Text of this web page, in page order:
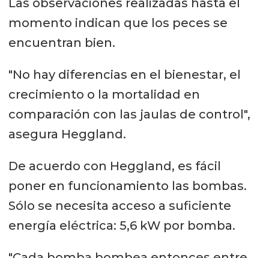
Las observaciones realizadas hasta el
momento indican que los peces se
encuentran bien.
"No hay diferencias en el bienestar, el
crecimiento o la mortalidad en
comparación con las jaulas de control",
asegura Heggland.
De acuerdo con Heggland, es fácil
poner en funcionamiento las bombas.
Sólo se necesita acceso a suficiente
energía eléctrica: 5,6 kW por bomba.